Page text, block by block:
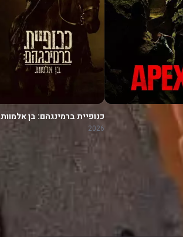
כנופיית ברמינגהם: בן אלמוות
2026